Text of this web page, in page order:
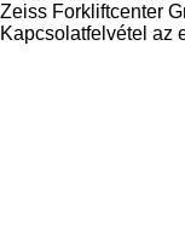
Zeiss Forkliftcenter
Kapcsolatfelvétel az